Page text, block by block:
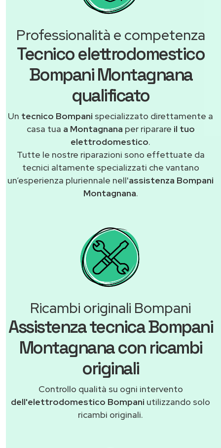
Professionalità e competenza
Tecnico elettrodomestico
Bompani Montagnana
qualificato
Un tecnico Bompani specializzato direttamente a
casa tua a Montagnana per riparare il tuo
elettrodomestico.
Tutte le nostre riparazioni sono effettuate da
tecnici altamente specializzati che vantano
un’esperienza pluriennale nell'assistenza Bompani
Montagnana.
Ricambi originali Bompani
Assistenza tecnica Bompani
Montagnana con ricambi
originali
Controllo qualità su ogni intervento
dell'elettrodomestico Bompani utilizzando solo
ricambi originali.